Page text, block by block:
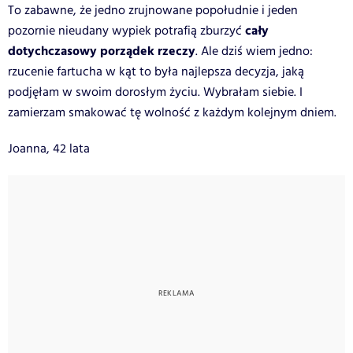
To zabawne, że jedno zrujnowane popołudnie i jeden
pozornie nieudany wypiek potrafią zburzyć cały
dotychczasowy porządek rzeczy. Ale dziś wiem jedno:
rzucenie fartucha w kąt to była najlepsza decyzja, jaką
podjęłam w swoim dorosłym życiu. Wybrałam siebie. I
zamierzam smakować tę wolność z każdym kolejnym dniem.
Joanna, 42 lata